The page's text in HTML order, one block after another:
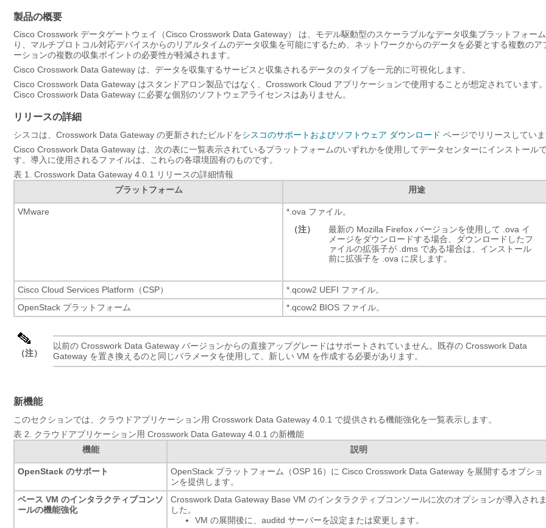
製品の概要
Cisco Crosswork データゲートウェイ（Cisco Crosswork Data Gateway）
は、モデル駆動型のスケーラブルなデータ収集プラットフォー
り、マルチプロトコル対応デバイスからのリアルタイムのデータ収集を可能にするため、ネットワークからのデータを必要とする複数のア
ーションの複数の収集ポイントの必要性が軽減されます。
Cisco Crosswork Data Gateway は、データを収集するサービスと収集されるデータのタイプを一元的に可視化します。
Cisco Crosswork Data Gateway はスタンドアロン製品ではなく、Crosswork Cloud アプリケーションで使用することが想定されています。
Cisco Crosswork Data Gateway に必要な個別のソフトウェアライセンスはありません。
リリースの詳細
シスコは、Crosswork Data Gateway の更新されたビルドをシスコのサポートおよびソフトウェア ダウンロード ページでリリースしていま
Cisco Crosswork Data Gateway は、次の表に一覧表示されているプラットフォームのいずれかを使用してデータセンターにインストール
す。導入に使用されるファイルは、これらの各環境固有のものです。
表 1. Crosswork Data Gateway 4.0.1 リリースの詳細情報
プラットフォーム
用途
VMware *.ova ファイル。
（注）
最新の Mozilla Firefox バージョンを使用して .ova イ
メージをダウンロードする場合、ダウンロードしたフ
ァイルの拡張子が .dms である場合は、インストール
前に拡張子を .ova に戻します。
Cisco Cloud Services Platform（CSP） *.qcow2 UEFI ファイル。
OpenStack プラットフォーム
*.qcow2 BIOS ファイル。
（注）
以前の Crosswork Data Gateway バージョンからの直接アップグレードはサポートされていません。既存の Crosswork Data
Gateway を置き換えるのと同じパラメータを使用して、新しい VM を作成する必要があります。
新機能
このセクションでは、クラウドアプリケーション用 Crosswork Data Gateway 4.0.1 で提供される機能強化を一覧表示します。
表 2. クラウドアプリケーション用 Crosswork Data Gateway 4.0.1 の新機能
機能
説明
OpenStack のサポート
OpenStack プラットフォーム（OSP 16）に Cisco Crosswork Data Gateway を展開するオプショ
ンを提供します。
ベース VM のインタラクティブコンソ
ールの機能強化
Crosswork Data Gateway Base VM のインタラクティブコンソールに次のオプションが導入されま
した。
VM の展開後に、auditd サーバーを設定または変更します。